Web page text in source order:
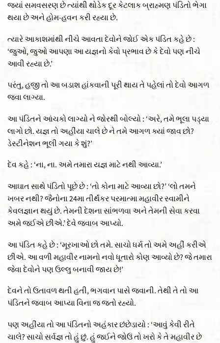
જ્યાં સમવસરણ છે ત્યાંથી થોડેક દૂર કેટલાક બ્રાહ્મણ પંડિતો ભેગા
થયા છે અને હોમ-હવન કરી રહ્યા છે.
ત્યારે આકાશમાંથી નીચે આવતા દેવોને જોઈ એક પંડિત કહે છે :
‘જુઓ, જુઓ આપણા આ યજ્ઞનો કેવો પ્રભાવ છે કે દેવો પણ નીચે
આવી રહ્યા છે.’
પરંતુ, હજી તો આ બડાશ હાંકવાની પૂરી થાય તે પહેલાં તો દેવો આગળ
જવા લાગ્યા.
આ પંડિતને આંચકો લાગ્યો ને જોરથી બોલ્યો : ‘અરે, તમે ભૂલા પડ્યા
લાગો છો. યજ્ઞ તો અહીંયા ચાલે છે ને તમે આગળ ક્યાં જાવ છો?
ડેસ્ટીનેશન ભૂલી ગયા કે શું?’
દેવ કહે : ‘ના, ના. અમે તમારા યજ્ઞ માટે નથી આવ્યા.’
આઘાત સાથે પંડિતો પૂછે છે : ‘તો કોના માટે આવ્યા છો?’ ‘લો તમને
ખબર નથી? જૈનોના 24મા તીર્થંકર પરમાત્મા મહાવીર સ્વામીને
કેવલજ્ઞાન થયું છે. તેમની દેશના સાંભળવા અને તેમની સેવા કરવા
અમે જઈએ છીએ.’ દેવે જવાબ આપ્યો.
આ પંડિત કહે છે : ‘મૂરખાઓ છો તમે. સાચો ધર્મ તો અમે અહીં કરીએ
છીએ. આ વળી મહાવીર નામનો નવો ધૂતારો કોણ આવ્યો છે? જે તમારા
જેવા દેવોને પણ ઉલ્લુ બનાવી જાય છે!’
દેવને તો ઉતાવળ થતી હતી, ભગવાન પાસે જવાની. તેથી તે તો આ
પંડિતને જવાબ આપ્યા વિના જ જતો રહ્યો.
પણ અહીંયા તો આ પંડિતનો અહંકાર છંછેડાયો : ‘આવું કેવી રીતે
ચાલે? સાચો સર્વજ્ઞ તો હું છું. હું જઈને જોઉં તો ખરો કે તે મહાવીર છે